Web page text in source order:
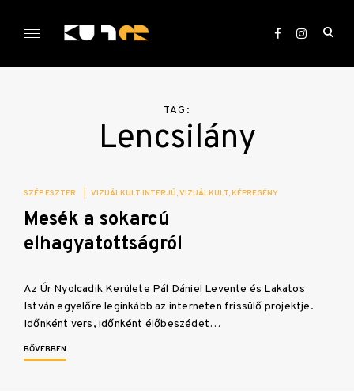
KULTer.hu
TAG:
Lencsilány
SZÉP ESZTER VIZUÁLKULT INTERJÚ VIZUÁLKULT KÉPREGÉNY
Mesék a sokarcú
elhagyatottságról
Az Úr Nyolcadik Kerülete Pál Dániel Levente és Lakatos
István egyelőre leginkább az interneten frissülő projektje.
Időnként vers, időnként élőbeszédet…
BŐVEBBEN